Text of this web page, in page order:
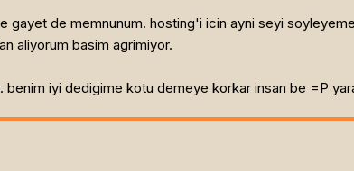
de memnunum. hosting'i icin ayni seyi
aliyorum basim agrimiyor.
iyi dedigime kotu demeye korkar insan be =P